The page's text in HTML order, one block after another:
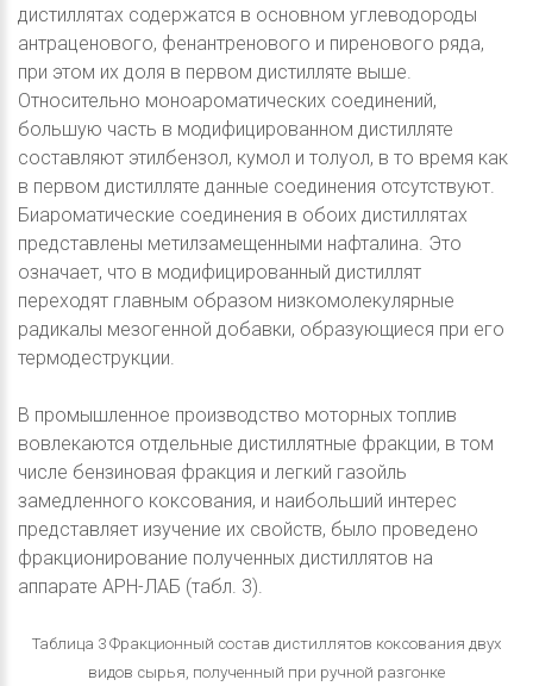
дистиллятах содержатся в основном углеводороды
антраценового, фенантренового и пиренового ряда,
при этом их доля в первом дистилляте выше.
Относительно моноароматических соединений,
большую часть в модифицированном дистилляте
составляют этилбензол, кумол и толуол, в то время как
в первом дистилляте данные соединения отсутствуют.
Биароматические соединения в обоих дистиллятах
представлены метилзамещенными нафталина. Это
означает, что в модифицированный дистиллят
переходят главным образом низкомолекулярные
радикалы мезогенной добавки, образующиеся при его
термодеструкции.
В промышленное производство моторных топлив
вовлекаются отдельные дистиллятные фракции, в том
числе бензиновая фракция и легкий газойль
замедленного коксования, и наибольший интерес
представляет изучение их свойств, было проведено
фракционирование полученных дистиллятов на
аппарате АРН-ЛАБ (табл. 3).
Таблица 3 Фракционный состав дистиллятов коксования двух
видов сырья, полученный при ручной разгонке